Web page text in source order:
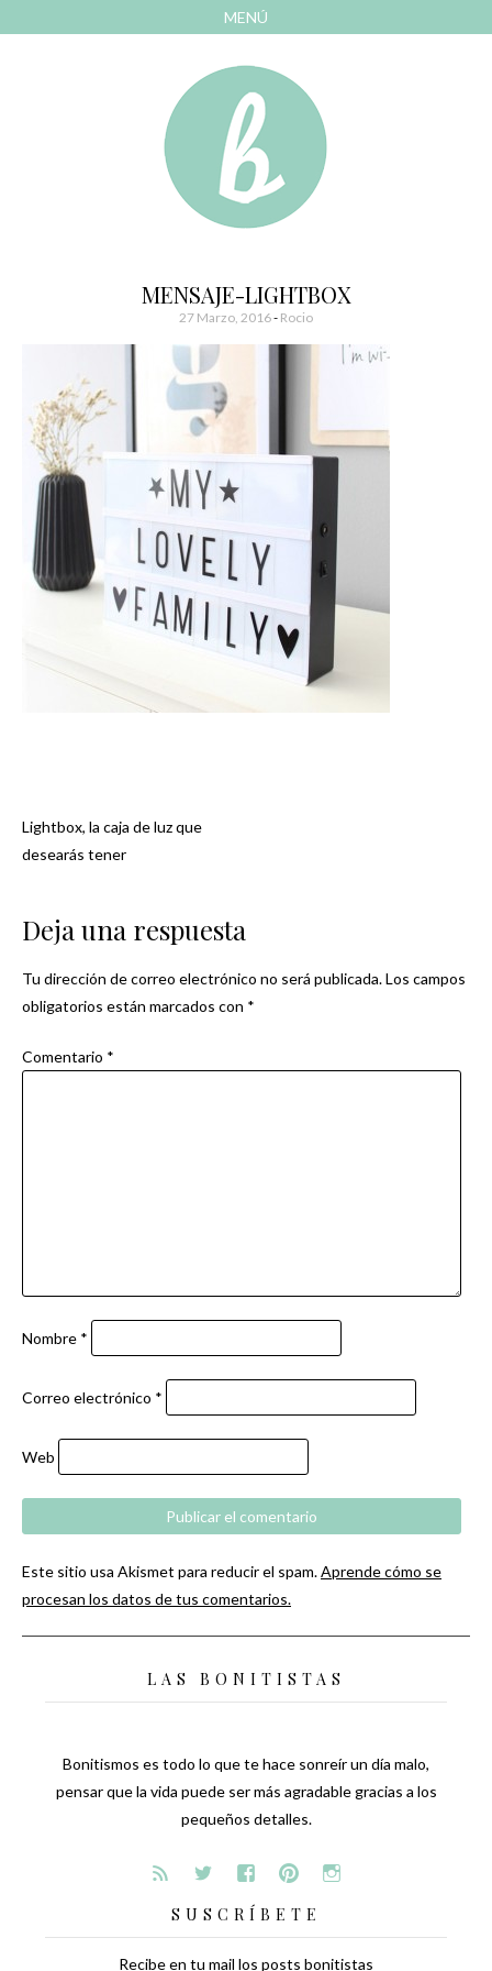
MENÚ
Bonitismos
MENSAJE-LIGHTBOX
27 Marzo, 2016- Rocio
Navegación
Lightbox, la caja de luz que
desearás tener
Deja una respuesta
Tu dirección de correo electrónico no será publicada.Los campos
obligatorios están marcados con *
Comentario *
Nombre *
Correo electrónico *
Web
Este sitio usa Akismet para reducir el spam.Aprende cómo se
procesan los datos de tus comentarios.
LAS BONITISTAS
Bonitismos es todo lo que te hace sonreír un día malo,
pensar que la vida puede ser más agradable gracias a los
pequeños detalles.
SUSCRÍBETE
Recibe en tu mail los posts bonitistas